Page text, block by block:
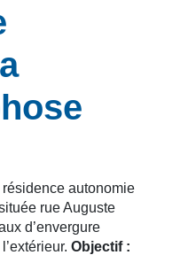
autonomie
rue Auguste
d’envergure
Objectif :